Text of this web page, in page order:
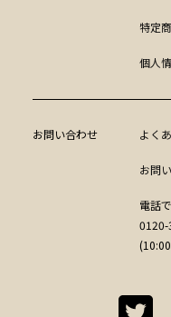
特定
個人
お問い合わせ よく
お問
電話
0120-